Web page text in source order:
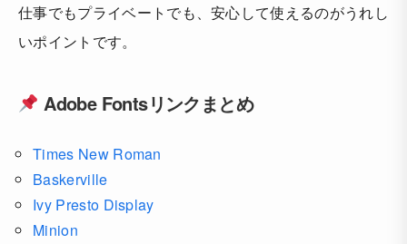
仕事でもプライベートでも、安心して使えるのがうれし
いポイントです。
Adobe Fontsリンクまとめ
Times New Roman
Baskerville
Ivy Presto Display
Minion